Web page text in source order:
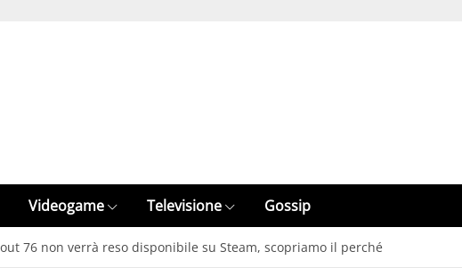
Videogame Televisione Gossip
76 non verrà reso disponibile su Steam, scopriamo il perché